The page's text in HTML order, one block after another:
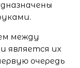
между
является их
очередь